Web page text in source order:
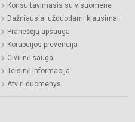
Konsultavimasis su visuomene
Dažniausiai užduodami klausimai
Pranešėjų apsauga
Korupcijos prevencija
Civilinė sauga
Teisinė informacija
Atviri duomenys